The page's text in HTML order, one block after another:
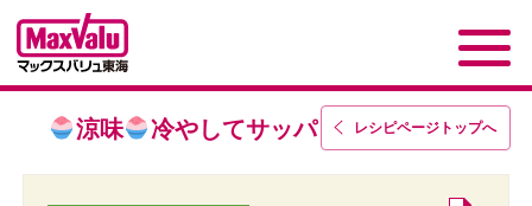
レシピページトップへ
涼味 冷やしてサッパリ